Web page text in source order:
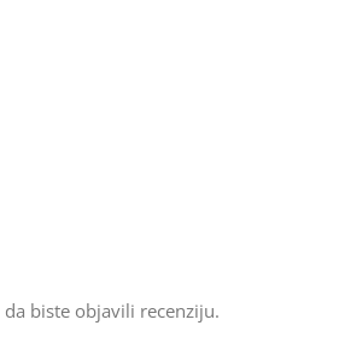
da biste objavili recenziju.